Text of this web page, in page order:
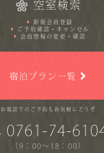
空室検索
新規会員登録
ご予約確認・キャンセル
会員情報の変更・確認
宿泊プラン一覧
お電話でのご予約もお気軽にどうぞ
0761-74-
（9：00～18：00）